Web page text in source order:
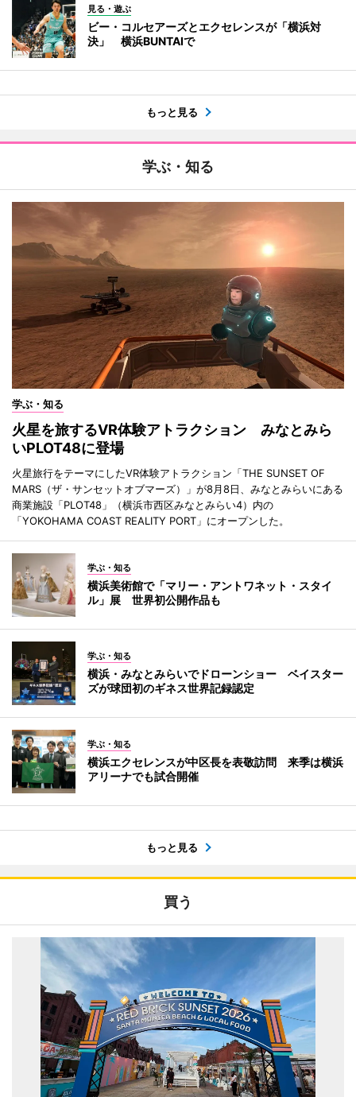
見る・遊ぶ
ビー・コルセアーズとエクセレンスが「横浜対
決」 横浜BUNTAIで
もっと見る
学ぶ・知る
学ぶ・知る
火星を旅するVR体験アトラクション みなとみら
いPLOT48に登場
火星旅行をテーマにしたVR体験アトラクション「THE SUNSET OF
MARS（ザ・サンセットオブマーズ）」が8月8日、みなとみらいにある
商業施設「PLOT48」（横浜市西区みなとみらい4）内の
「YOKOHAMA COAST REALITY PORT」にオープンした。
学ぶ・知る
横浜美術館で「マリー・アントワネット・スタイ
ル」展 世界初公開作品も
学ぶ・知る
横浜・みなとみらいでドローンショー ベイスター
ズが球団初のギネス世界記録認定
学ぶ・知る
横浜エクセレンスが中区長を表敬訪問 来季は横浜
アリーナでも試合開催
もっと見る
買う